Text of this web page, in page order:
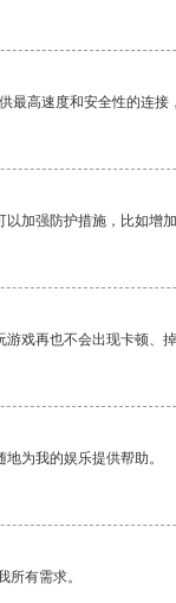
最高速度和安全性的连接
加强防护措施，比如增加
戏再也不会出现卡顿、
为我的娱乐提供帮助。
所有需求。